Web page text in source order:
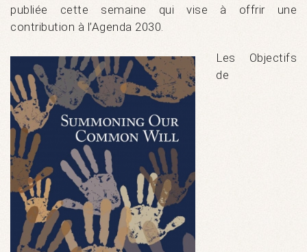
publiée cette semaine qui vise à offrir une
contribution à l’Agenda 2030.
Les Objectifs
de